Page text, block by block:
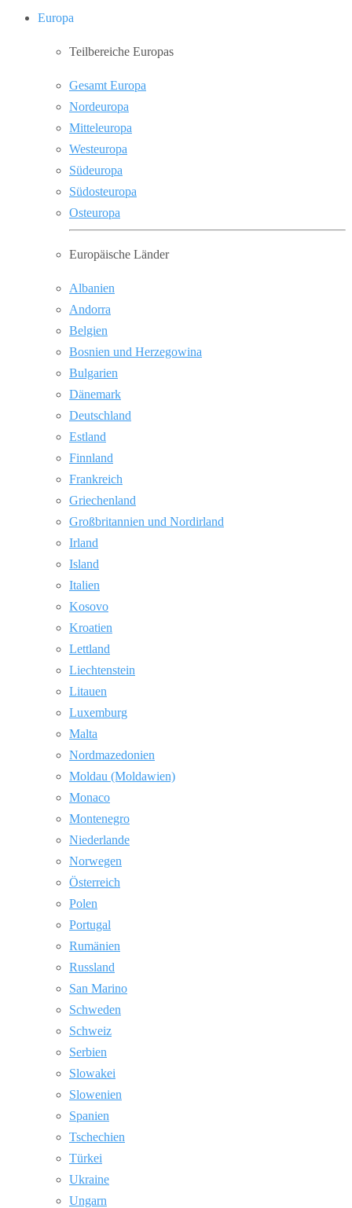
Europa
Teilbereiche Europas
Gesamt Europa
Nordeuropa
Mitteleuropa
Westeuropa
Südeuropa
Südosteuropa
Osteuropa
Europäische Länder
Albanien
Andorra
Belgien
Bosnien und Herzegowina
Bulgarien
Dänemark
Deutschland
Estland
Finnland
Frankreich
Griechenland
Großbritannien und Nordirland
Irland
Island
Italien
Kosovo
Kroatien
Lettland
Liechtenstein
Litauen
Luxemburg
Malta
Nordmazedonien
Moldau (Moldawien)
Monaco
Montenegro
Niederlande
Norwegen
Österreich
Polen
Portugal
Rumänien
Russland
San Marino
Schweden
Schweiz
Serbien
Slowakei
Slowenien
Spanien
Tschechien
Türkei
Ukraine
Ungarn